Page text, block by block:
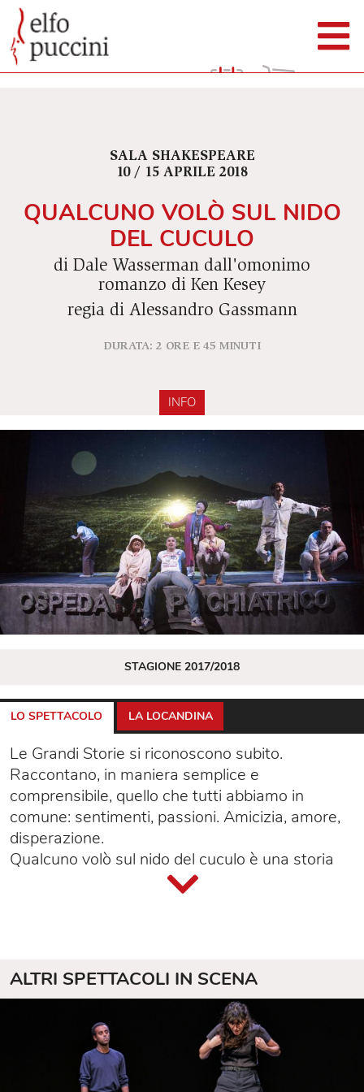
SALA SHAKESPEARE
10 / 15 APRILE 2018
QUALCUNO VOLÒ SUL NIDO
DEL CUCULO
di Dale Wasserman dall'omonimo
romanzo di Ken Kesey
regia di Alessandro Gassmann
DURATA: 2 ORE E 45 MINUTI
INFO
STAGIONE 2017/2018
LO SPETTACOLO LA LOCANDINA
Le Grandi Storie si riconoscono subito.
Raccontano, in maniera semplice e
comprensibile, quello che tutti abbiamo in
comune: sentimenti, passioni. Amicizia, amore,
disperazione.
Qualcuno volò sul nido del cuculo è una storia
fatta di country e baseball, di slang e memorie
in scena da Alessandro Gassmann
sull'adattamento drammaturgico di Maurizio de
Giovanni, ambientato nel 1982 nell'Ospedale
psichiatrico di Aversa. Uno spettacolo
appassionato, commovente e divertente.
ALTRI SPETTACOLI IN SCENA